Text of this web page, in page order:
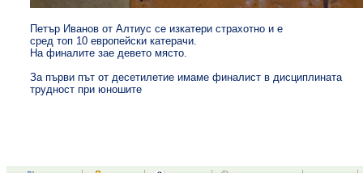
Петър Иванов от Алтиус се изкатери страхотно и е
сред топ 10 европейски катерачи.
На финалите зае девето място.
За първи път от десетилетие имаме финалист в дисциплината
трудност при юношите